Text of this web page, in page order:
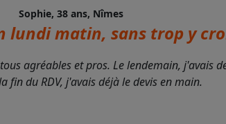
Sophie, 38 ans, Nîmes
lundi matin, sans trop y
agréables et pros. Le lendemain, j'avais
fin du RDV, j'avais déjà le devis en main.